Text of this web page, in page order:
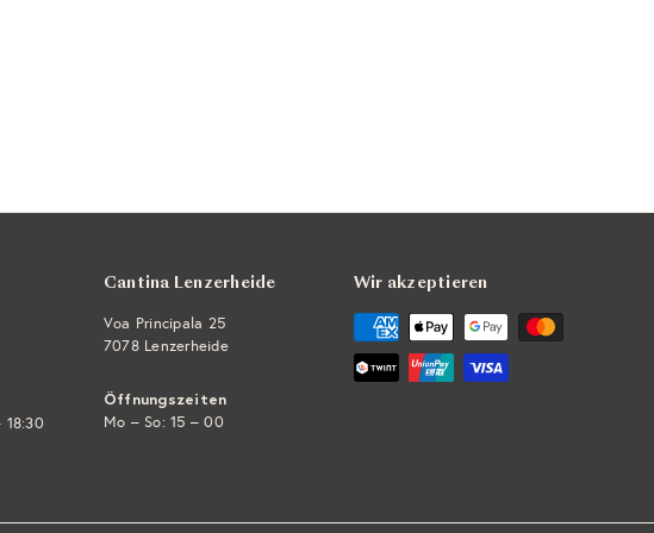
18:30
Cantina Lenzerheide
Voa Principala 25
7078 Lenzerheide
Öffnungszeiten
Mo – So: 15 – 00
Wir akzeptieren